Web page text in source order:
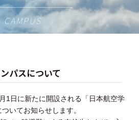
CAMPUS
ンパスについて
1日に新たに開設される「日本航空学
いてお知らせします。